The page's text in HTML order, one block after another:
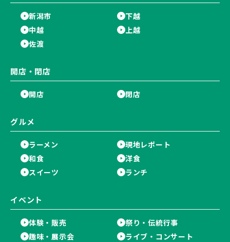
新潟市
下越
中越
上越
佐渡
開店・閉店
開店 閉店
グルメ
ラーメン
現地レポート
和食
洋食
スイーツ
ランチ
イベント
体験・販売
祭り・伝統行事
趣味・展示会
ライブ・コンサート